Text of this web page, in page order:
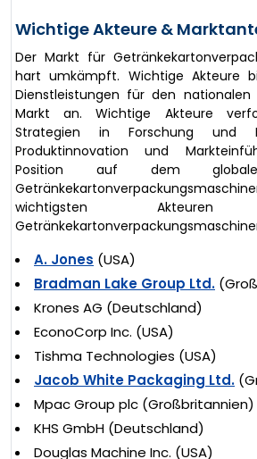
Wichtige Akteure &
Der Markt für
hart umkämpft. Wichtige Akteure
Dienstleistungen für den
Markt an. Wichtige Akteure
Strategien in Forschung und
Produktinnovation und
Position auf dem
wichtigsten
A. Jones (USA)
Bradman Lake Group Ltd.
Krones AG (Deutschland)
EconoCorp Inc. (USA)
Tishma Technologies (USA)
Jacob White Packaging Ltd.
Mpac Group plc (Großbritannien)
KHS GmbH (Deutschland)
Douglas Machine Inc. (USA)